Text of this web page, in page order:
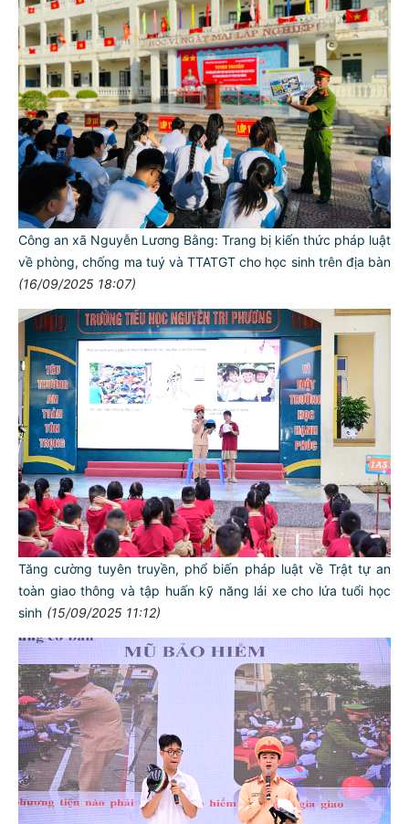
Công an xã Nguyễn Lương Bằng: Trang bị kiến thức pháp luật
về phòng, chống ma tuý và TTATGT cho học sinh trên địa bàn
(16/09/2025 18:07)
Tăng cường tuyên truyền, phổ biến pháp luật về Trật tự an
toàn giao thông và tập huấn kỹ năng lái xe cho lứa tuổi học
sinh (15/09/2025 11:12)